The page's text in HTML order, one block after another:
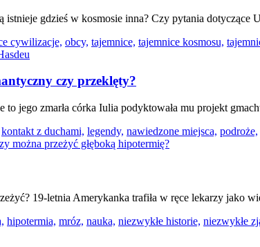
istnieje gdzieś w kosmosie inna? Czy pytania dotyczące
cywilizacje, obcy, tajemnice, tajemnice kosmosu,
czy przeklęty?
to jego zmarła córka Iulia podyktowała mu projekt
kontakt z duchami, legendy, nawiedzone miejsca, podroże,
19-letnia Amerykanka trafiła w ręce lekarzy jako
hipotermia, mróz, nauka, niezwykłe historie, niezwykłe